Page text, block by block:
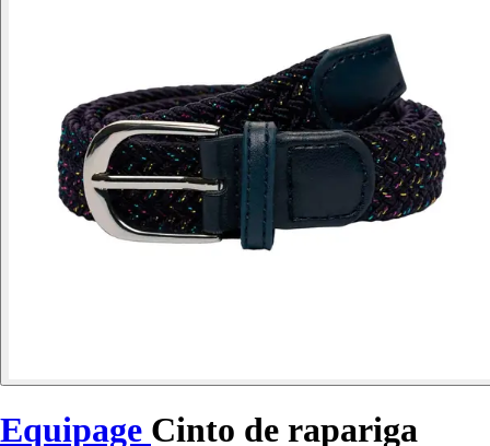
Equipage Cinto de rapariga